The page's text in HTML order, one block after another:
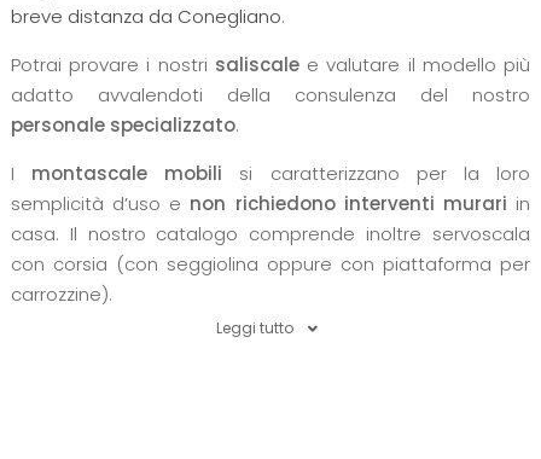
breve distanza da Conegliano.
Potrai provare i nostri saliscalee valutare il modello più
adatto avvalendoti della consulenza del nostro
personale specializzato.
I montascale mobili si caratterizzano per la loro
semplicità d’uso e non richiedono interventi murari in
casa. Il nostro catalogo comprende inoltre servoscala
con corsia (con seggiolina oppure con piattaforma per
carrozzine).
Leggi tutto